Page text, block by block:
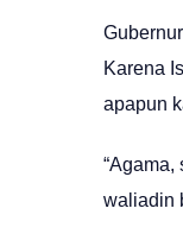
Karena
apapun
waliadin